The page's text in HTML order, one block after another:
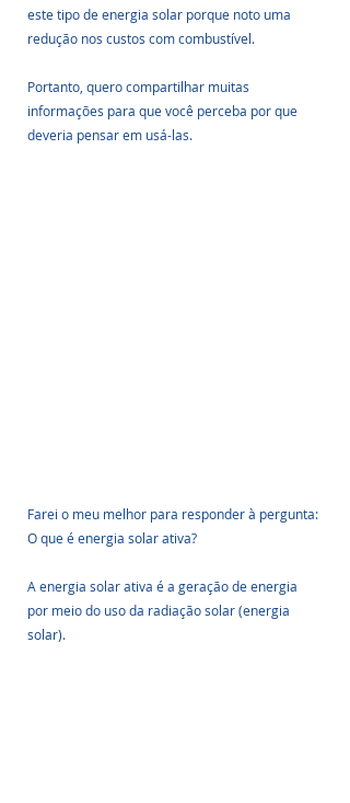
este tipo de energia solar porque noto uma
redução nos custos com combustível.
Portanto, quero compartilhar muitas
informações para que você perceba por que
deveria pensar em usá-las.
Farei o meu melhor para responder à pergunta:
O que é energia solar ativa?
A energia solar ativa é a geração de energia
por meio do uso da radiação solar (energia
solar).